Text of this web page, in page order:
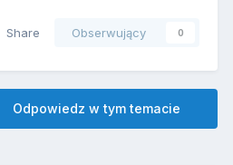
Share Obserwujący 0
Odpowiedz w tym temacie